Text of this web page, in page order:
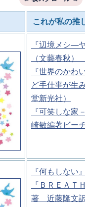
これが私の推
『辺境メシ―
（文藝春秋）
『世界のかわ
ど手仕事が生
堂新光社）
『可笑しな家
崎敏編著ビー
『何もしない
『ＢＲＥＡＴ
著 近藤隆文訳